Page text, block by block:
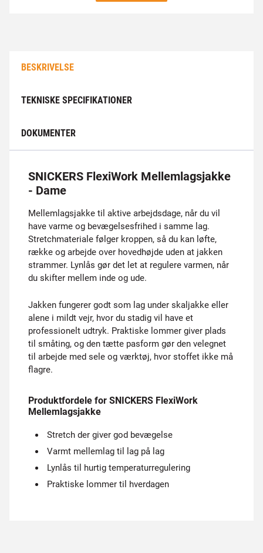
BESKRIVELSE
TEKNISKE SPECIFIKATIONER
DOKUMENTER
SNICKERS FlexiWork Mellemlagsjakke
- Dame
Mellemlagsjakke til aktive arbejdsdage, når du vil
have varme og bevægelsesfrihed i samme lag.
Stretchmateriale følger kroppen, så du kan løfte,
række og arbejde over hovedhøjde uden at jakken
strammer. Lynlås gør det let at regulere varmen, når
du skifter mellem inde og ude.
Jakken fungerer godt som lag under skaljakke eller
alene i mildt vejr, hvor du stadig vil have et
professionelt udtryk. Praktiske lommer giver plads
til småting, og den tætte pasform gør den velegnet
til arbejde med sele og værktøj, hvor stoffet ikke må
flagre.
Produktfordele for SNICKERS FlexiWork
Mellemlagsjakke
Stretch der giver god bevægelse
Varmt mellemlag til lag på lag
Lynlås til hurtig temperaturregulering
Praktiske lommer til hverdagen